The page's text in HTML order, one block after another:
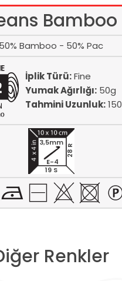
Bamboo
50% Bamboo - 50% Pac
İplik Türü:Fine
Yumak Ağırlığı: 50g
Tahmini Uzunluk:
19 S
28 R
3,5mm
E-4
Renkler